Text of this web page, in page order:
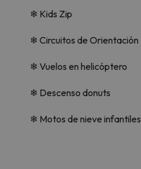
❄ Kids Zip
❄ Circuitos de Orientación
❄ Vuelos en helicóptero
❄ Descenso donuts
❄ Motos de nieve infantiles